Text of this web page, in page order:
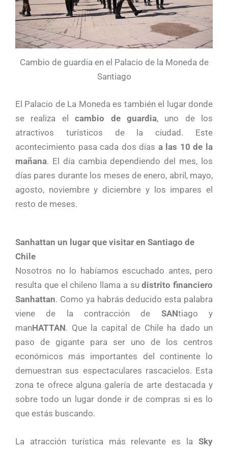
Cambio de guardia en el Palacio de la Moneda de
Santiago
El Palacio de La Moneda es también el lugar donde
se realiza elcambio de guardia, uno de los
atractivos turísticos de la ciudad. Este
acontecimiento pasa cada dos días a las 10 de la
mañana. El día cambia dependiendo del mes, los
días pares durante los meses de enero, abril, mayo,
agosto, noviembre y diciembre y los impares el
resto de meses.
Sanhattan un lugar que visitar en Santiago de
Chile
Nosotros no lo habíamos escuchado antes, pero
resulta que el chileno llama a sudistrito financiero
Sanhattan. Como ya habrás deducido esta palabra
viene de la contracción de SANtiago y
manHATTAN. Que la capital de Chile ha dado un
paso de gigante para ser uno de los centros
económicos más importantes del continente lo
demuestran sus espectaculares rascacielos. Esta
zona te ofrece alguna galería de arte destacada y
sobre todo un lugar donde ir de compras si es lo
que estás buscando.
La atracción turística más relevante es la Sky